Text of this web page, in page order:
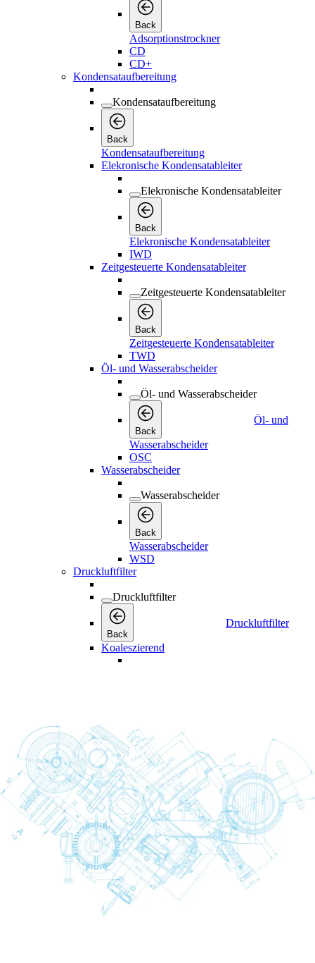
Back
Adsorptionstrockner
CD
CD+
Kondensataufbereitung
Kondensataufbereitung
Back
Kondensataufbereitung
Elekronische Kondensatableiter
Elekronische Kondensatableiter
Back
Elekronische Kondensatableiter
IWD
Zeitgesteuerte Kondensatableiter
Zeitgesteuerte Kondensatableiter
Back
Zeitgesteuerte Kondensatableiter
TWD
Öl- und Wasserabscheider
Öl- und Wasserabscheider
Back
Öl- und
Wasserabscheider
OSC
Wasserabscheider
Wasserabscheider
Back
Wasserabscheider
WSD
Druckluftfilter
Druckluftfilter
Back
Druckluftfilter
Koaleszierend
UD+ (Rau und fein)
DD+ (Grob)
PD+ (in Ordnung)
Trockener Staub
Trockener Staub
Back
Trockener Staub
DDp+ (Grob)
PDp+ (in Ordnung)
DDH|DDHp
DD|DDp